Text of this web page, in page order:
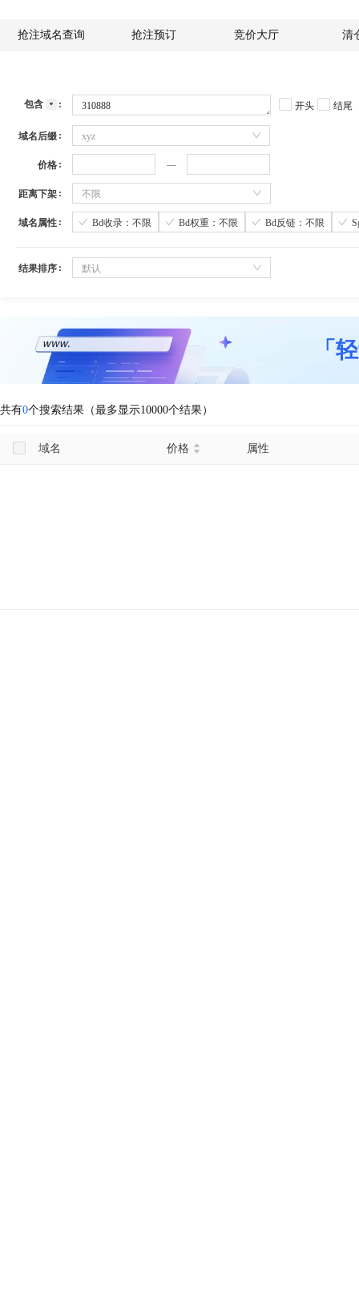
抢注域名查询 抢注预订 竞价大厅 清
包含 开头 结尾
域名后缀 xyz
价格
距离下架 不限
域名属性 Bd收录：不限 Bd权重：不限 Bd反链：不限
结果排序 默认
「
共有0个搜索结果（最多显示10000个结果）
域名 价格 属性